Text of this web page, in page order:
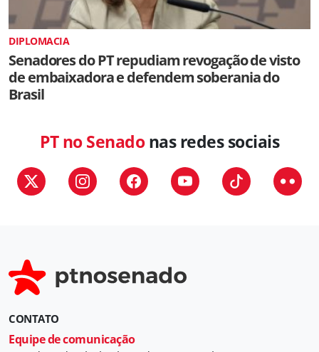
DIPLOMACIA
Senadores do PT repudiam revogação de visto
de embaixadora e defendem soberania do
Brasil
PT no Senadonas redes sociais
CONTATO
Equipe de comunicação